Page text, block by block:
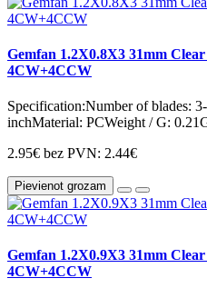
Gemfan 1.2X0.8X3 31mm
4CW+4CCW
Specification:Number of blades:
inchMaterial: PCWeight / G:
2.95€ bez PVN: 2.44€
Pievienot grozam
Gemfan 1.2X0.9X3 31mm
4CW+4CCW